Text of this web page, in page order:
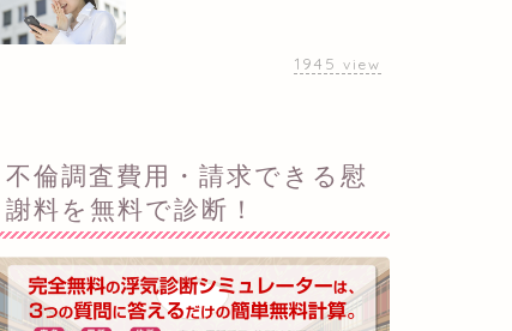
1945 view
不倫調査費用・請求できる慰
謝料を無料で診断！